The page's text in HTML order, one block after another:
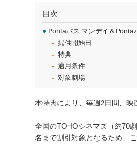
目次
● Pontaパス マンデイ＆Ponta
提供開始日
特典
適用条件
対象劇場
本特典により、毎週2日間、映
全国のTOHOシネマズ（約70
名まで割引対象となるため、